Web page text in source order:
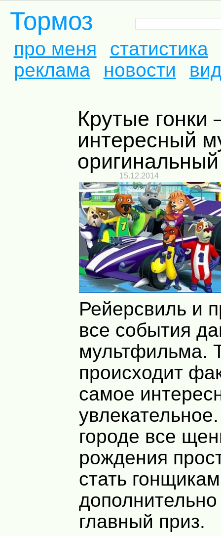
Тормоз
про меня
статистика
реклама
новости
Крутые гонки –
интересный
15.12.2014
Рейерсвиль и
все события
мультфильма.
происходит
самое
городе все
рождения
стать
главный приз.